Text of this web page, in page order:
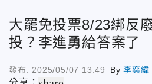
大罷免投票8/23綁反
投？李進勇給答案了
發布: 2025/05/07 13:49 By李奕緯